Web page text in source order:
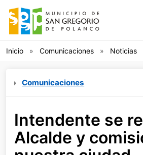
Inicio Comunicaciones Noticias
Comunicaciones
Intendente se
Alcalde y